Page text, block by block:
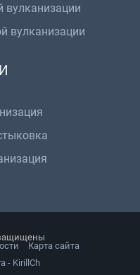
вулканизации
вулканизации
Карта сайта
- KirillCh